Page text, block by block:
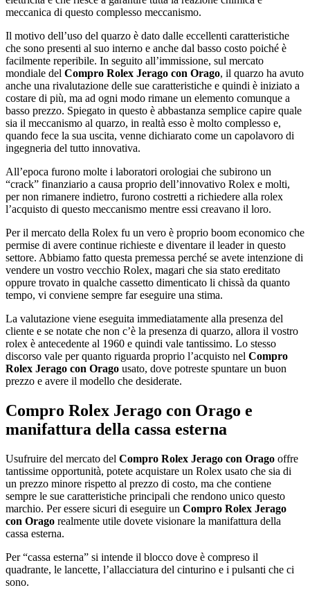
meccanica di questo complesso meccanismo.
Il motivo dell’uso del quarzo è dato dalle eccellenti caratteristiche
che sono presenti al suo interno e anche dal basso costo poiché è
facilmente reperibile. In seguito all’immissione, sul mercato
mondiale del Compro Rolex Jerago con Orago, il quarzo ha avuto
anche una rivalutazione delle sue caratteristiche e quindi è iniziato a
costare di più, ma ad ogni modo rimane un elemento comunque a
basso prezzo. Spiegato in questo è abbastanza semplice capire quale
sia il meccanismo al quarzo, in realtà esso è molto complesso e,
quando fece la sua uscita, venne dichiarato come un capolavoro di
ingegneria del tutto innovativa.
All’epoca furono molte i laboratori orologiai che subirono un
“crack” finanziario a causa proprio dell’innovativo Rolex e molti,
per non rimanere indietro, furono costretti a richiedere alla rolex
l’acquisto di questo meccanismo mentre essi creavano il loro.
Per il mercato della Rolex fu un vero è proprio boom economico che
permise di avere continue richieste e diventare il leader in questo
settore. Abbiamo fatto questa premessa perché se avete intenzione di
vendere un vostro vecchio Rolex, magari che sia stato ereditato
oppure trovato in qualche cassetto dimenticato li chissà da quanto
tempo, vi conviene sempre far eseguire una stima.
La valutazione viene eseguita immediatamente alla presenza del
cliente e se notate che non c’è la presenza di quarzo, allora il vostro
rolex è antecedente al 1960 e quindi vale tantissimo. Lo stesso
discorso vale per quanto riguarda proprio l’acquisto nel Compro
Rolex Jerago con Orago usato, dove potreste spuntare un buon
prezzo e avere il modello che desiderate.
Compro Rolex Jerago con Orago e
manifattura della cassa esterna
Usufruire del mercato del Compro Rolex Jerago con Orago offre
tantissime opportunità, potete acquistare un Rolex usato che sia di
un prezzo minore rispetto al prezzo di costo, ma che contiene
sempre le sue caratteristiche principali che rendono unico questo
marchio. Per essere sicuri di eseguire un Compro Rolex Jerago
con Orago realmente utile dovete visionare la manifattura della
cassa esterna.
Per “cassa esterna” si intende il blocco dove è compreso il
quadrante, le lancette, l’allacciatura del cinturino e i pulsanti che ci
sono.